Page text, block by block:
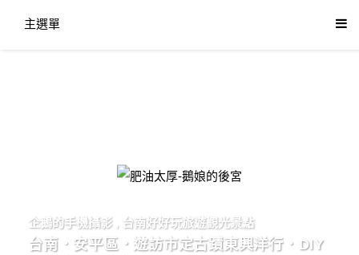
主選單
肥油太厚-鵝娘的後宮
企鵝的手機攝影 台南好好玩旅遊觀光景點
台南．安平區．遊訪市定古蹟東興洋行．DIY